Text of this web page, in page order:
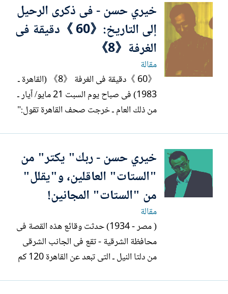
مصر مصدر النور، ومحور الكون، ومهد
الحضارة، وأن هذه الفكرة - فكرة نبع النور -
ما هي إلا - كما قال...
خيري حسن - فى ذكرى الرحيل
إلى التاريخ:《60 》دقيقة فى
الغرفة《8》
مقالة
《60 》دقيقة فى الغرفة 《8》 (القاهرة ـ
1983) فى صباح يوم السبت 21 مايو/ آيار ـ
من ذلك العام ـ خرجت صحف القاهرة تقول:"
اتهامات الشيخ الشعراوى له بسبب مقال
(حديث مع الله) الذى نُشر بالأهرام " و" بنك
القاهرة يُعلن عن بيع قطع...
خيري حسن - ربك" يكتر" من
"الستات" العاقلين، و"يقلل"
من "الستات" المجانين!
مقالة
( مصر - 1934) حدثت وقائع هذه القصة فى
محافظة الشرقية - تقع فى الجانب الشرقى
من دلتا النيل ـ التى تبعد عن القاهرة 120 كم